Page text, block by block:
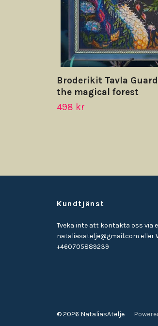
Broderikit Tavla
the magical forest
498 kr
Kundtjänst
Tveka inte att kontakta oss via
nataliasatelje@gmail.com eller
+460705889239
© 2026 NataliasAtelje